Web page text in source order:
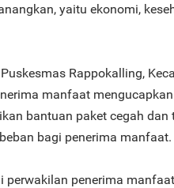
yaitu ekonomi,
Rappokalling,
manfaat
bantuan paket cegah
bagi penerima manfaat.
perwakilan penerima